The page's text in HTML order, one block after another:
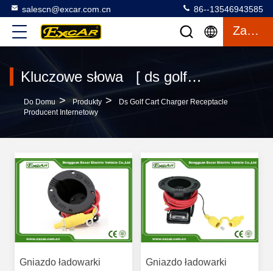
salescn@excar.com.cn 86--13546943585
Zacytować
Kluczowe słowa [ ds golf cart charger receptacle ] Zgadza się. 5 produkty
Do Domu > Produkty >
Ds Golf Cart Charger Receptacle
Producent Internetowy
Gniazdo ładowarki
Gniazdo ładowarki